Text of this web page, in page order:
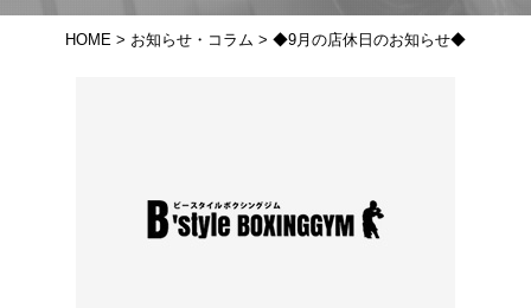
HOME > お知らせ・コラム > ◆9月の店休日のお知らせ◆